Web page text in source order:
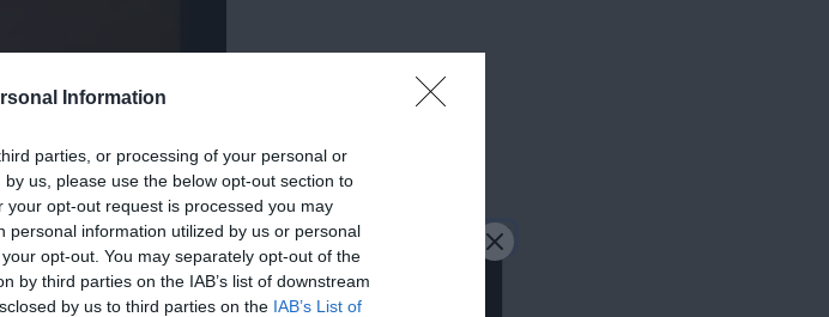
Information
parties, or processing of your personal or
us, please use the below opt-out section to
opt-out request is processed you may
information utilized by us or personal
opt-out. You may separately opt-out of the
by third parties on the IAB’s list of downstream
by us to third parties on the IAB’s List of